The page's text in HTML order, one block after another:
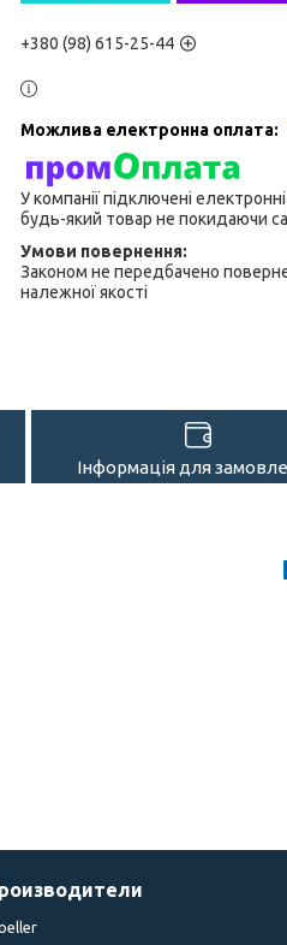
+380 (98) 615-25-44
У компанії підключені
будь-який товар не покидаючи
Законом не передбачено
належної якості
Інформація для